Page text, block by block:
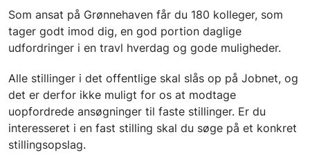
Som ansat på Grønnehaven får du 180 kolleger, som
tager godt imod dig, en god portion daglige
udfordringer i en travl hverdag og gode muligheder.
Alle stillinger i det offentlige skal slås op på Jobnet, og
det er derfor ikke muligt for os at modtage
uopfordrede ansøgninger til faste stillinger. Er du
interesseret i en fast stilling skal du søge på et konkret
stillingsopslag.